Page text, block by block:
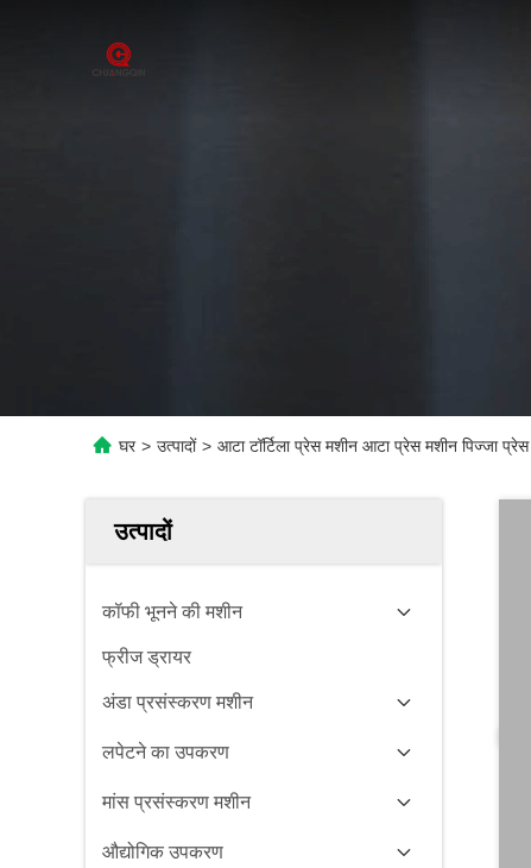
घर > उत्पादों > आटा टॉर्टिला प्रेस मशीन आटा प्रेस मशीन पिज्जा
उत्पादों
कॉफी भूनने की मशीन
फ्रीज ड्रायर
अंडा प्रसंस्करण मशीन
लपेटने का उपकरण
मांस प्रसंस्करण मशीन
औद्योगिक उपकरण